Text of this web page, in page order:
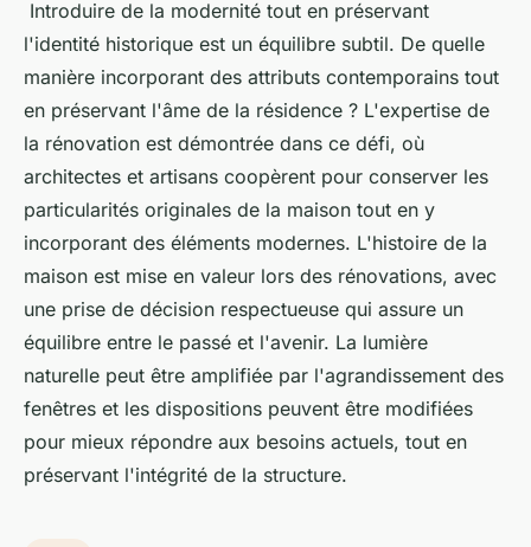
Introduire de la modernité tout en préservant
l'identité historique est un équilibre subtil. De quelle
manière incorporant des attributs contemporains tout
en préservant l'âme de la résidence ? L'expertise de
la rénovation est démontrée dans ce défi, où
architectes et artisans coopèrent pour conserver les
particularités originales de la maison tout en y
incorporant des éléments modernes. L'histoire de la
maison est mise en valeur lors des rénovations, avec
une prise de décision respectueuse qui assure un
équilibre entre le passé et l'avenir. La lumière
naturelle peut être amplifiée par l'agrandissement des
fenêtres et les dispositions peuvent être modifiées
pour mieux répondre aux besoins actuels, tout en
préservant l'intégrité de la structure.